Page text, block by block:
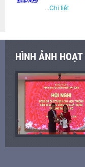
Chi tiết
HÌNH ẢNH